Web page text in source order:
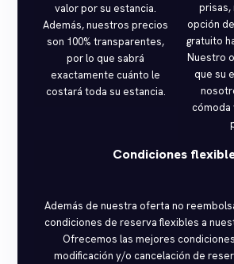
valor por su estancia.
Además, nuestros precios
son 100% transparentes,
por lo que sabrá
exactamente cuánto le
costará toda su estancia.
prisas,
opción
gratuito
Nuestro
que su
cómoda
Condiciones
Además de nuestra oferta no
condiciones de reserva flexibles a
Ofrecemos las mejores
modificación y/o cancelación de